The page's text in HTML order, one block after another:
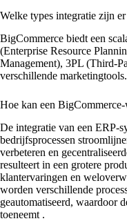
Welke types integratie zijn
BigCommerce biedt een
(Enterprise Resource
Management), 3PL (Third-
verschillende marketingtools.
Hoe kan een
De integratie van een ERP-
bedrijfsprocessen
verbeteren en
resulteert in een grotere
klantervaringen en
worden verschillende
geautomatiseerd, waardoor
toeneemt .